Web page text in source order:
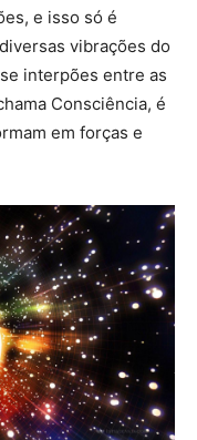
e isso só é
vibrações do
interpões entre as
Consciência, é
em forças e